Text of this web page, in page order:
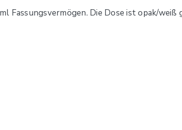
Fassungsvermögen. Die Dose ist opak/